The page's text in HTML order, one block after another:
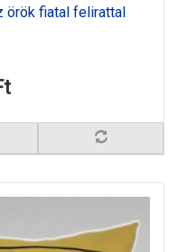
örök fiatal felirattal